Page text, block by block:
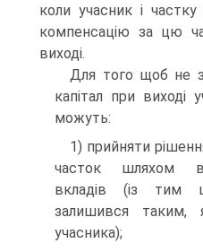
коли учасник і
компенсацію за цю
виході.
Для того щоб не
капітал при виході
можуть:
1) прийняти
часток шляхом
вкладів (із тим
залишився
учасника);